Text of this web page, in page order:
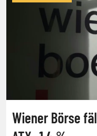
Wiener Börse